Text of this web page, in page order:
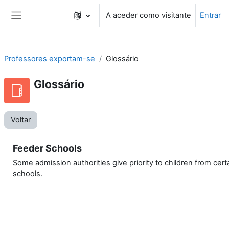
A aceder como visitante Entrar
Professores exportam-se Glossário
Glossário
Voltar
Feeder Schools
Some admission authorities give priority to children from
schools.